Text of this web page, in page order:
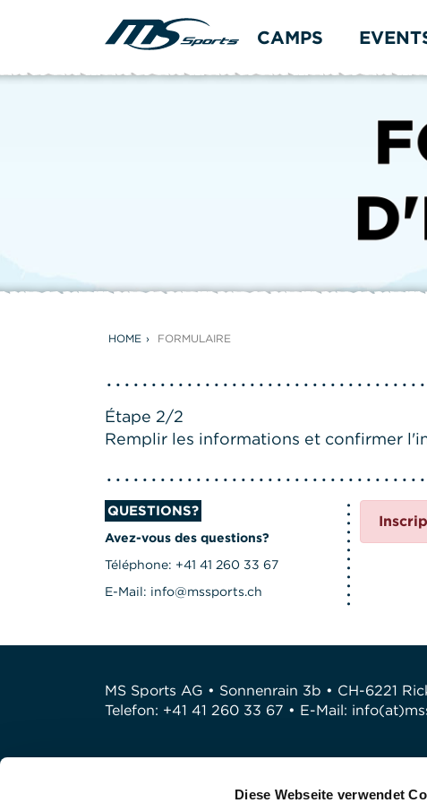
Diese Webseite verwendet
CAMPS
HOME FORMULAIRE
Étape 2/2
Remplir les informations et confirmer
QUESTIONS?
Avez-vous des questions?
Téléphone: +41 41 260 33 67
E-Mail: info@mssports.ch
MS Sports AG • Sonnenrain 3b • CH-6221
Telefon: +41 41 260 33 67 • E-Mail: